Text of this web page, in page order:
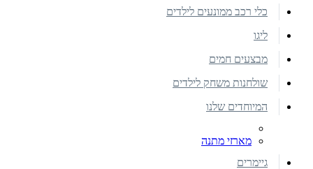
כלי רכב ממונעים לילדים
ליגו
מבצעים חמים
שולחנות משחק לילדים
המיוחדים שלנו
מארזי מתנה
גיימרים